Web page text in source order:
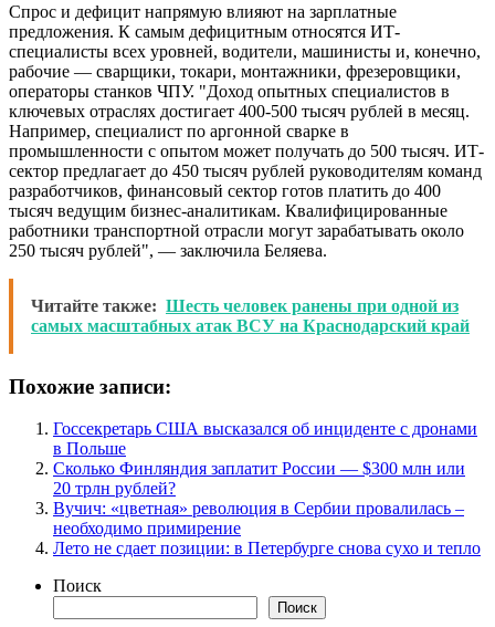
Спрос и дефицит напрямую влияют на зарплатные
предложения. К самым дефицитным относятся ИТ-
специалисты всех уровней, водители, машинисты и, конечно,
рабочие — сварщики, токари, монтажники, фрезеровщики,
операторы станков ЧПУ. "Доход опытных специалистов в
ключевых отраслях достигает 400-500 тысяч рублей в месяц.
Например, специалист по аргонной сварке в
промышленности с опытом может получать до 500 тысяч. ИТ-
сектор предлагает до 450 тысяч рублей руководителям команд
разработчиков, финансовый сектор готов платить до 400
тысяч ведущим бизнес-аналитикам. Квалифицированные
работники транспортной отрасли могут зарабатывать около
250 тысяч рублей", — заключила Беляева.
Читайте также: Шесть человек ранены при одной из
самых масштабных атак ВСУ на Краснодарский край
Похожие записи:
Госсекретарь США высказался об инциденте с дронами
в Польше
Сколько Финляндия заплатит России — $300 млн или
20 трлн рублей?
Вучич: «цветная» революция в Сербии провалилась –
необходимо примирение
Лето не сдает позиции: в Петербурге снова сухо и тепло
Поиск
Поиск